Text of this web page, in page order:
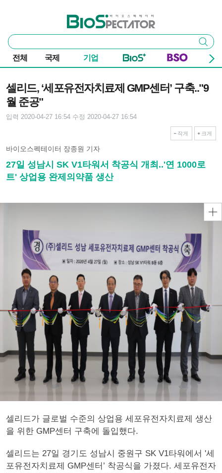
바이오스펙테이터
통
합
검
색
검색
전체 국제 기업
셀리드, ‘세포유전자치료제 GMP센터’ 구축.."9
월 준공"
입력 2020-04-27 16:54 수정 2020-04-27 16:54
작게 크게
바이오스펙테이터 장종원 기자
27일 성남시 SK V1타워서 착공식 개최..'연 1000로
트' 상업용 완제의약품 생산
셀리드가 글로벌 수준의 상업용 세포유전자치료제 생산
을 위한 GMP센터 구축에 돌입했다.
셀리드는 27일 경기도 성남시 중원구 SK V1타워에서 '세
포유전자치료제 GMP센터’ 착공식을 가졌다. 세포유전자